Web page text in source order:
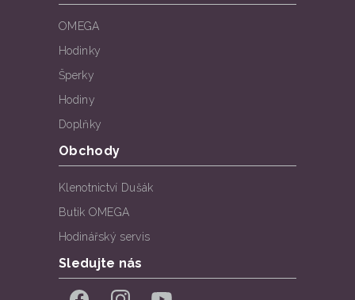
OMEGA
Hodinky
Šperky
Hodiny
Doplňky
Obchody
Klenotnictví Dušák
Butik OMEGA
Hodinářský servis
Sledujte nás